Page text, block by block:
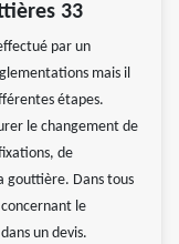
33
par un
mais il
étapes.
le changement de
de
gouttière. Dans tous
le
un devis.